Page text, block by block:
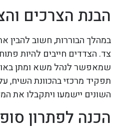
הבנת הצרכים
במהלך הבוררות, חשוב להבין
צד. הצדדים חייבים להיות
שמאפשר לנהל משא ומתן
תפקיד מרכזי בהכוונת השיח,
השונים יישמעו ויתקבלו את
הכנה לפתרון